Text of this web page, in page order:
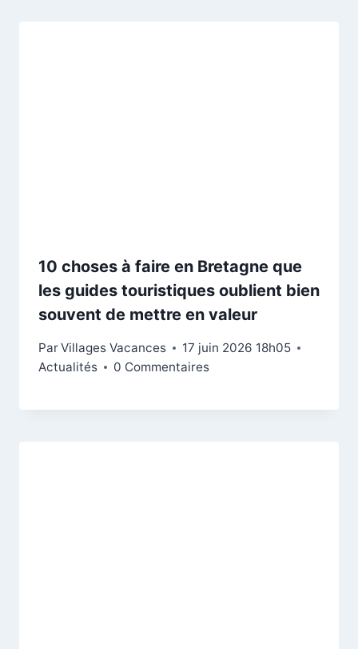
10 choses à faire en Bretagne que
les guides touristiques oublient bien
souvent de mettre en valeur
ParVillages Vacances
17 juin 2026 18h05
Actualités
0 Commentaires